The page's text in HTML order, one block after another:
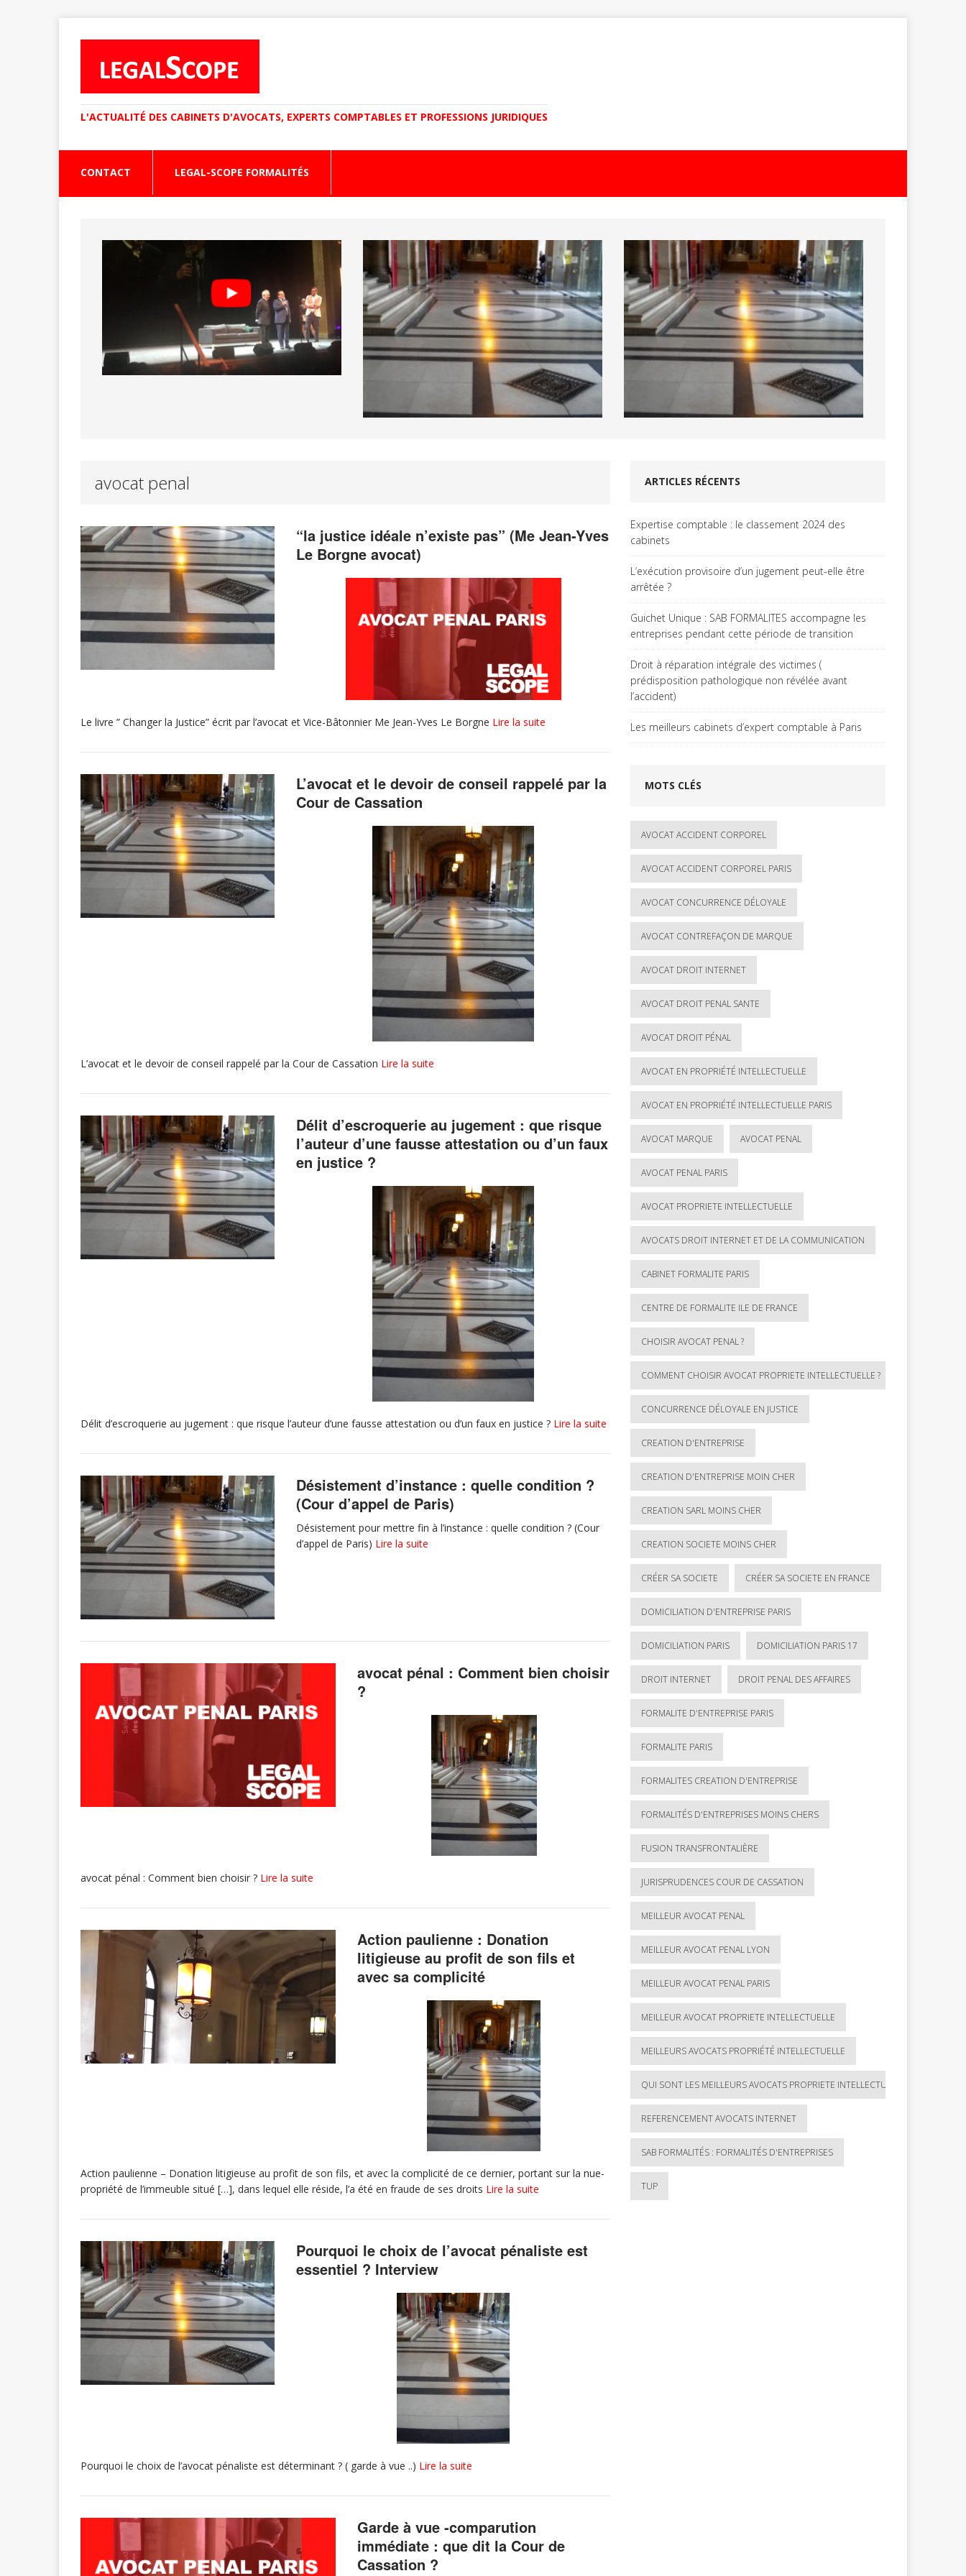
L'ACTUALITÉ DES CABINETS D'AVOCATS, EXPERTS COMPTABLES ET PROFESSIONS JURIDIQUES
CONTACT LEGAL-SCOPE FORMALITÉS
avocat penal
“la justice idéale n’existe pas” (Me Jean-Yves
Le Borgne avocat)
Le livre ” Changer la Justice” écrit par l’avocat et Vice-Bâtonnier Me Jean-Yves Le Borgne Lire la suite
L’avocat et le devoir de conseil rappelé par la
Cour de Cassation
L’avocat et le devoir de conseil rappelé par la Cour de Cassation Lire la suite
Délit d’escroquerie au jugement : que risque
l’auteur d’une fausse attestation ou d’un faux
en justice ?
Délit d’escroquerie au jugement : que risque l’auteur d’une fausse attestation ou d’un faux en justice ? Lire la suite
Désistement d’instance : quelle condition ?
(Cour d’appel de Paris)
Désistement pour mettre fin à l’instance : quelle condition ? (Cour
d’appel de Paris) Lire la suite
avocat pénal : Comment bien choisir
?
avocat pénal : Comment bien choisir ? Lire la suite
Action paulienne : Donation
litigieuse au profit de son fils et
avec sa complicité
Action paulienne – Donation litigieuse au profit de son fils, et avec la complicité de ce dernier, portant sur la nue-
propriété de l’immeuble situé […], dans lequel elle réside, l’a été en fraude de ses droits Lire la suite
Pourquoi le choix de l’avocat pénaliste est
essentiel ? Interview
Pourquoi le choix de l’avocat pénaliste est déterminant ? ( garde à vue ..) Lire la suite
Garde à vue -comparution
immédiate : que dit la Cour de
Cassation ?
ARTICLES RÉCENTS
Expertise comptable : le classement 2024 des
cabinets
L’exécution provisoire d’un jugement peut-elle être
arrêtée ?
Guichet Unique : SAB FORMALITES accompagne les
entreprises pendant cette période de transition
Droit à réparation intégrale des victimes (
prédisposition pathologique non révélée avant
l’accident)
Les meilleurs cabinets d’expert comptable à Paris
MOTS CLÉS
AVOCAT ACCIDENT CORPOREL
AVOCAT ACCIDENT CORPOREL PARIS
AVOCAT CONCURRENCE DÉLOYALE
AVOCAT CONTREFAÇON DE MARQUE
AVOCAT DROIT INTERNET
AVOCAT DROIT PENAL SANTE
AVOCAT DROIT PÉNAL
AVOCAT EN PROPRIÉTÉ INTELLECTUELLE
AVOCAT EN PROPRIÉTÉ INTELLECTUELLE PARIS
AVOCAT MARQUE AVOCAT PENAL
AVOCAT PENAL PARIS
AVOCAT PROPRIETE INTELLECTUELLE
AVOCATS DROIT INTERNET ET DE LA COMMUNICATION
CABINET FORMALITE PARIS
CENTRE DE FORMALITE ILE DE FRANCE
CHOISIR AVOCAT PENAL ?
COMMENT CHOISIR AVOCAT PROPRIETE INTELLECTUELLE ?
CONCURRENCE DÉLOYALE EN JUSTICE
CREATION D'ENTREPRISE
CREATION D'ENTREPRISE MOIN CHER
CREATION SARL MOINS CHER
CREATION SOCIETE MOINS CHER
CRÉER SA SOCIETE CRÉER SA SOCIETE EN FRANCE
DOMICILIATION D'ENTREPRISE PARIS
DOMICILIATION PARIS DOMICILIATION PARIS 17
DROIT INTERNET DROIT PENAL DES AFFAIRES
FORMALITE D'ENTREPRISE PARIS
FORMALITE PARIS
FORMALITES CREATION D'ENTREPRISE
FORMALITÉS D'ENTREPRISES MOINS CHERS
FUSION TRANSFRONTALIÈRE
JURISPRUDENCES COUR DE CASSATION
MEILLEUR AVOCAT PENAL
MEILLEUR AVOCAT PENAL LYON
MEILLEUR AVOCAT PENAL PARIS
MEILLEUR AVOCAT PROPRIETE INTELLECTUELLE
MEILLEURS AVOCATS PROPRIÉTÉ INTELLECTUELLE
QUI SONT LES MEILLEURS AVOCATS PROPRIETE INTELLECTUELLE ?
REFERENCEMENT AVOCATS INTERNET
SAB FORMALITÉS : FORMALITÉS D'ENTREPRISES
TUP